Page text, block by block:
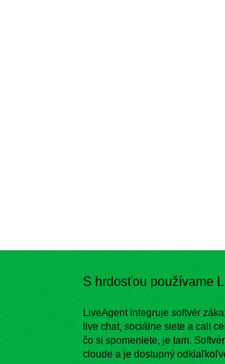
S hrdosťou používame
LiveAgent integruje softvér
live chat, sociálne siete a call
čo si spomeniete, je tam.
cloude a je dostupný